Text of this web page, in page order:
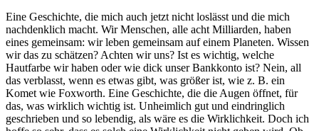
Eine Geschichte, die mich auch jetzt nicht loslässt und die mich
nachdenklich macht. Wir Menschen, alle acht Milliarden, haben
eines gemeinsam: wir leben gemeinsam auf einem Planeten. Wissen
wir das zu schätzen? Achten wir uns? Ist es wichtig, welche
Hautfarbe wir haben oder wie dick unser Bankkonto ist? Nein, all
das verblasst, wenn es etwas gibt, was größer ist, wie z. B. ein
Komet wie Foxworth. Eine Geschichte, die die Augen öffnet, für
das, was wirklich wichtig ist. Unheimlich gut und eindringlich
geschrieben und so lebendig, als wäre es die Wirklichkeit. Doch ich